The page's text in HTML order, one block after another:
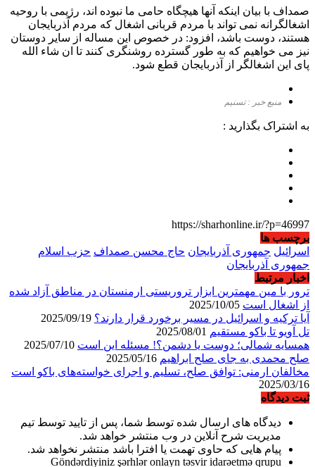
صمداف با بیان اینکه آنها هیچگاه حامی ما نبوده اند، رژیمی با روحیه
اشغالگرانه نمی تواند با مردم قربانی اشغال که مردم آذربایجان
هستند، دوست باشد، افزود: در خصوص این مساله از سایر دوستان
نیز می خواهیم که به طور گسترده روشنگری کنند تا ان شاء الله
پای این اشغالگر از آذربایجان قطع شود.
منبع خبر : تسنیم
به اشتراک بگذارید :
https://sharhonline.ir/?p=46997
برچسب ها
اسرائیل جمهوری آذربایجان حاج محسن صمداف حزب اسلام
جمهوری آذربایجان
اخبار مرتبط
ترور با مین مهمترین ابزار تروریستی ارمنستان در مناطق آزاد شده
از اشغال است
آیا ترکیه و اسرائیل در مسیر برخورد قرار دارند؟
تل آویو تا باکو مستقیم
همسایه شمالی؛ دوست یا دشمن؟! مسئله این است
صلح محمدی به جای صلح ابراهیم
مخالفان ارمنی: توافق صلح، تسلیم و اجرای خواسته‌های باکو است
2025/03/16
ثبت دیدگاه
دیدگاه های ارسال شده توسط شما، پس از تایید توسط تیم
مدیریت شرح آنلاین در وب منتشر خواهد شد.
پیام هایی که حاوی تهمت یا افترا باشد منتشر نخواهد شد.
Göndərdiyiniz şərhlər onlayn təsvir idarəetmə qrupu